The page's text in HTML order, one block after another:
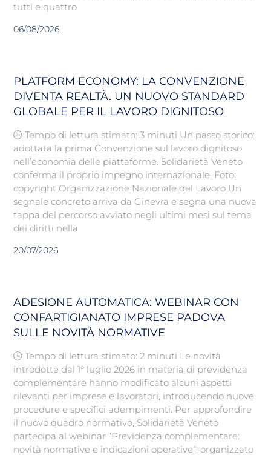
tutti e quattro
06/08/2026
PLATFORM ECONOMY: LA CONVENZIONE
DIVENTA REALTÀ. UN NUOVO STANDARD
GLOBALE PER IL LAVORO DIGNITOSO
🕒 Tempo di lettura stimato: 3 minuti Un passo storico:
adottata la prima Convenzione sul lavoro dignitoso
nell’economia delle piattaforme. Solidarietà Veneto
conferma il proprio impegno internazionale. Foto:
copyright Organizzazione Nazionale del Lavoro Un
segnale concreto arriva da Ginevra e segna una nuova
tappa del percorso avviato negli ultimi mesi sul tema
dei diritti nella
20/07/2026
ADESIONE AUTOMATICA: WEBINAR CON
CONFARTIGIANATO IMPRESE PADOVA
SULLE NOVITÀ NORMATIVE
🕒 Tempo di lettura stimato: 2 minuti Le novità
introdotte dal 1° luglio 2026 in materia di previdenza
complementare hanno modificato alcuni aspetti
rilevanti per imprese e lavoratori, introducendo nuove
procedure e specifici adempimenti. Per approfondire
il nuovo quadro normativo, Solidarietà Veneto
partecipa al webinar “Previdenza complementare:
novità normative e indicazioni operative“, organizzato